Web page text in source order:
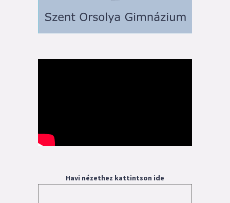
Havi nézethez kattintson ide